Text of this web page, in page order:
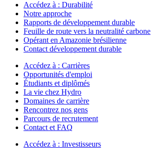
Accédez à : Durabilité
Notre approche
Rapports de développement durable
Feuille de route vers la neutralité carbone
Opérant en Amazonie brésilienne
Contact développement durable
Accédez à : Carrières
Opportunités d'emploi
Étudiants et diplômés
La vie chez Hydro
Domaines de carrière
Rencontrez nos gens
Parcours de recrutement
Contact et FAQ
Accédez à : Investisseurs